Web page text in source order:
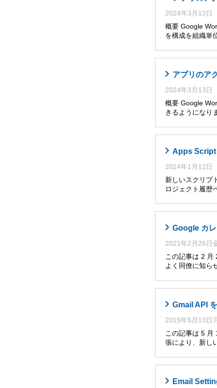
2024年3月13日
概要 Google
を構成を組織単
アプリのア
2024年3月13日
概要 Google
きるようになり
Apps Script
2024年1月12日
新しいスクリプ
ロジェクト履歴
Google カ
2021年2月26日
この記事は 2
よく同僚に知ら
Gmail API
2019年5月13日
この記事は 5 月
張により、新し
Email